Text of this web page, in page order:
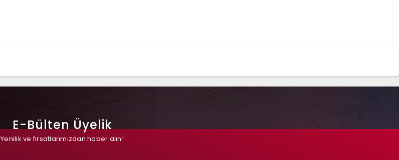
E-Bülten Üyelik
Yenilik ve fırsatlarımızdan haber alın!